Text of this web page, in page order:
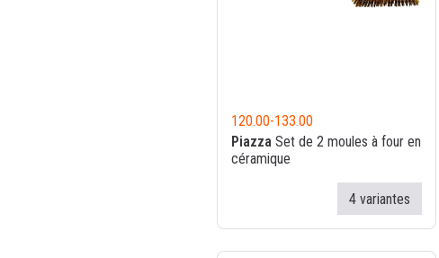
120.00-133.00
Piazza Set de 2 moules à four en
céramique
4 variantes